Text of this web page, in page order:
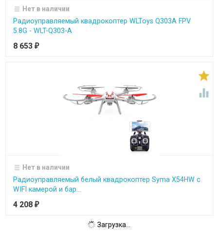
Нет в наличии
Радиоуправляемый квадрокоптер WLToys Q303A FPV
5.8G - WLT-Q303-A
8 653 ₽


Нет в наличии
Радиоуправляемый белый квадрокоптер Syma X54HW с
WIFI камерой и бар...
4 208 ₽
Загрузка...